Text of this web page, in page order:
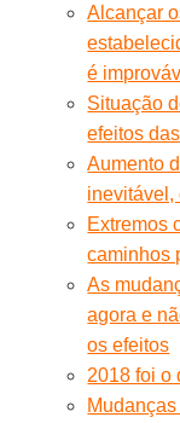
Alcançar
é
Situação
efeitos
Aumento
inevitável,
Extremos
caminhos
As
agora e
os efeitos
2018 foi o